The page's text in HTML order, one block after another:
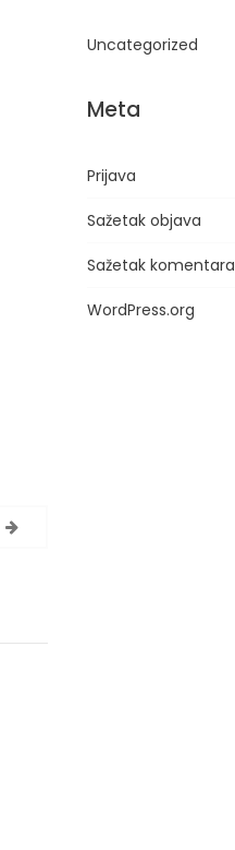
Uncategorized
Meta
Prijava
Sažetak objava
Sažetak komentara
WordPress.org